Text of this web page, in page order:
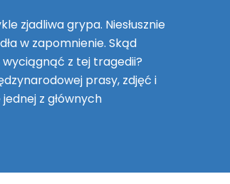
zjadliwa grypa. Niesłusznie
w zapomnienie. Skąd
wyciągnąć z tej tragedii?
prasy, zdjęć i
z głównych